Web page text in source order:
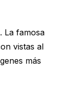
La famosa
vistas al
más